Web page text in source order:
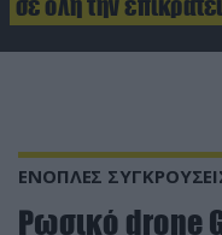
ΕΝΟΠΛΕΣ
Ρωσικό drone